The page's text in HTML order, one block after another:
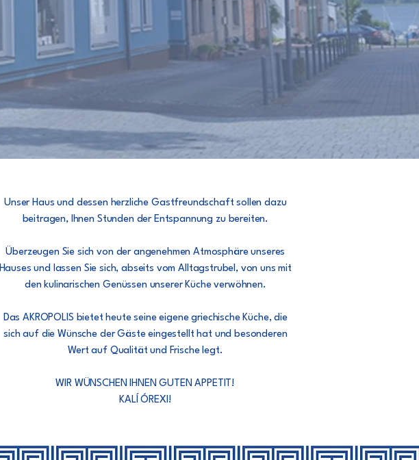
Unser Haus und dessen herzliche Gastfreundschaft sollen dazu
beitragen, Ihnen Stunden der Entspannung zu bereiten.
Überzeugen Sie sich von der angenehmen Atmosphäre unseres
Hauses und lassen Sie sich, abseits vom Alltagstrubel, von uns mit
den kulinarischen Genüssen unserer Küche verwöhnen.
Das AKROPOLIS bietet heute seine eigene griechische Küche, die
sich auf die Wünsche der Gäste eingestellt hat und besonderen
Wert auf Qualität und Frische legt.
WIR WÜNSCHEN IHNEN GUTEN APPETIT!
KALÍ ÓREXI!